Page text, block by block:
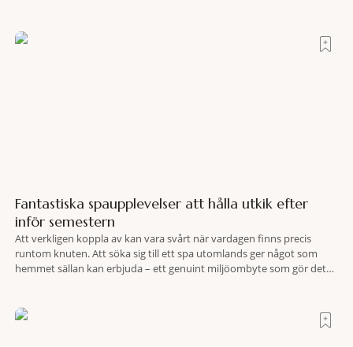
Fantastiska spaupplevelser att hålla utkik efter
inför semestern
Att verkligen koppla av kan vara svårt när vardagen finns precis
runtom knuten. Att söka sig till ett spa utomlands ger något som
hemmet sällan kan erbjuda – ett genuint miljöombyte som gör det